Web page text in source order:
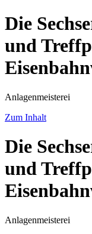
Die
und
Anlagenmeisterei
Zum Inhalt
Die
und
Anlagenmeisterei